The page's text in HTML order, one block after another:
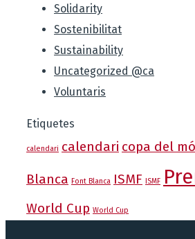
Solidarity
Sostenibilitat
Sustainability
Uncategorized @ca
Voluntaris
Etiquetes
calendari calendari copa del
Blanca Font Blanca ISMF ISMF
World Cup World Cup